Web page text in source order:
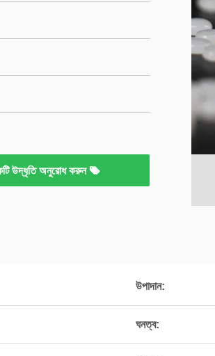
উদ্ধৃতি অনুরোধ করুন
উপাদান:
ঘনত্ব: